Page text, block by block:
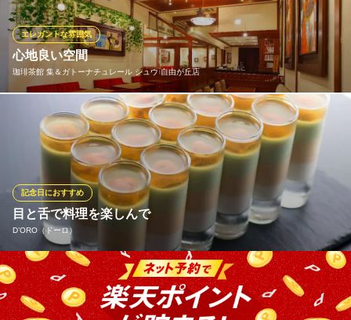
しております。お客様がお選びいただいたアラカルトメニューを
コース仕立てでお召し上がりください。
D’etraison（デトレゾン）
本格派フレンチビストロ
東急大井町線自由が丘駅正面口 徒歩10分
東京都目黒区自由が丘2-2-11 1F
心地良い空間
珈琲茶館 集＆ガトーナチュレール シュウ 自由が丘店
エレガントな雰囲気
店内は、洗練された高級感あふれる空間です。エレガントなイン
テリアと落ち着いた照明が調和し、訪れるすべてのお客様に特別
なひとときを提供致します。高級感ある椅子やテーブルは、ゆっ
たりとした時間を楽しむのに最適。心地よい音楽が流れる中、優
雅な時間をお過ごしいただけます。
珈琲茶館 集＆ガトーナチュレール シュウ 自由が丘店
コーヒーとスイーツ
東急東横線自由が丘駅 徒歩1分
東京都目黒区自由ヶ丘2-10-4 水野ビル1・2F
目と舌で料理を楽しんで
D’ORO（ドーロ）
記念日におすすめ
D’OROの料理は繊細で色鮮やかな盛り付けも楽しみのひとつ。 シ
ェフの創作とこだわりが感じられる料理の数々がたっぷりと味わ
えます。目と舌で料理を楽しんで、満足感いっぱいのひと時を。